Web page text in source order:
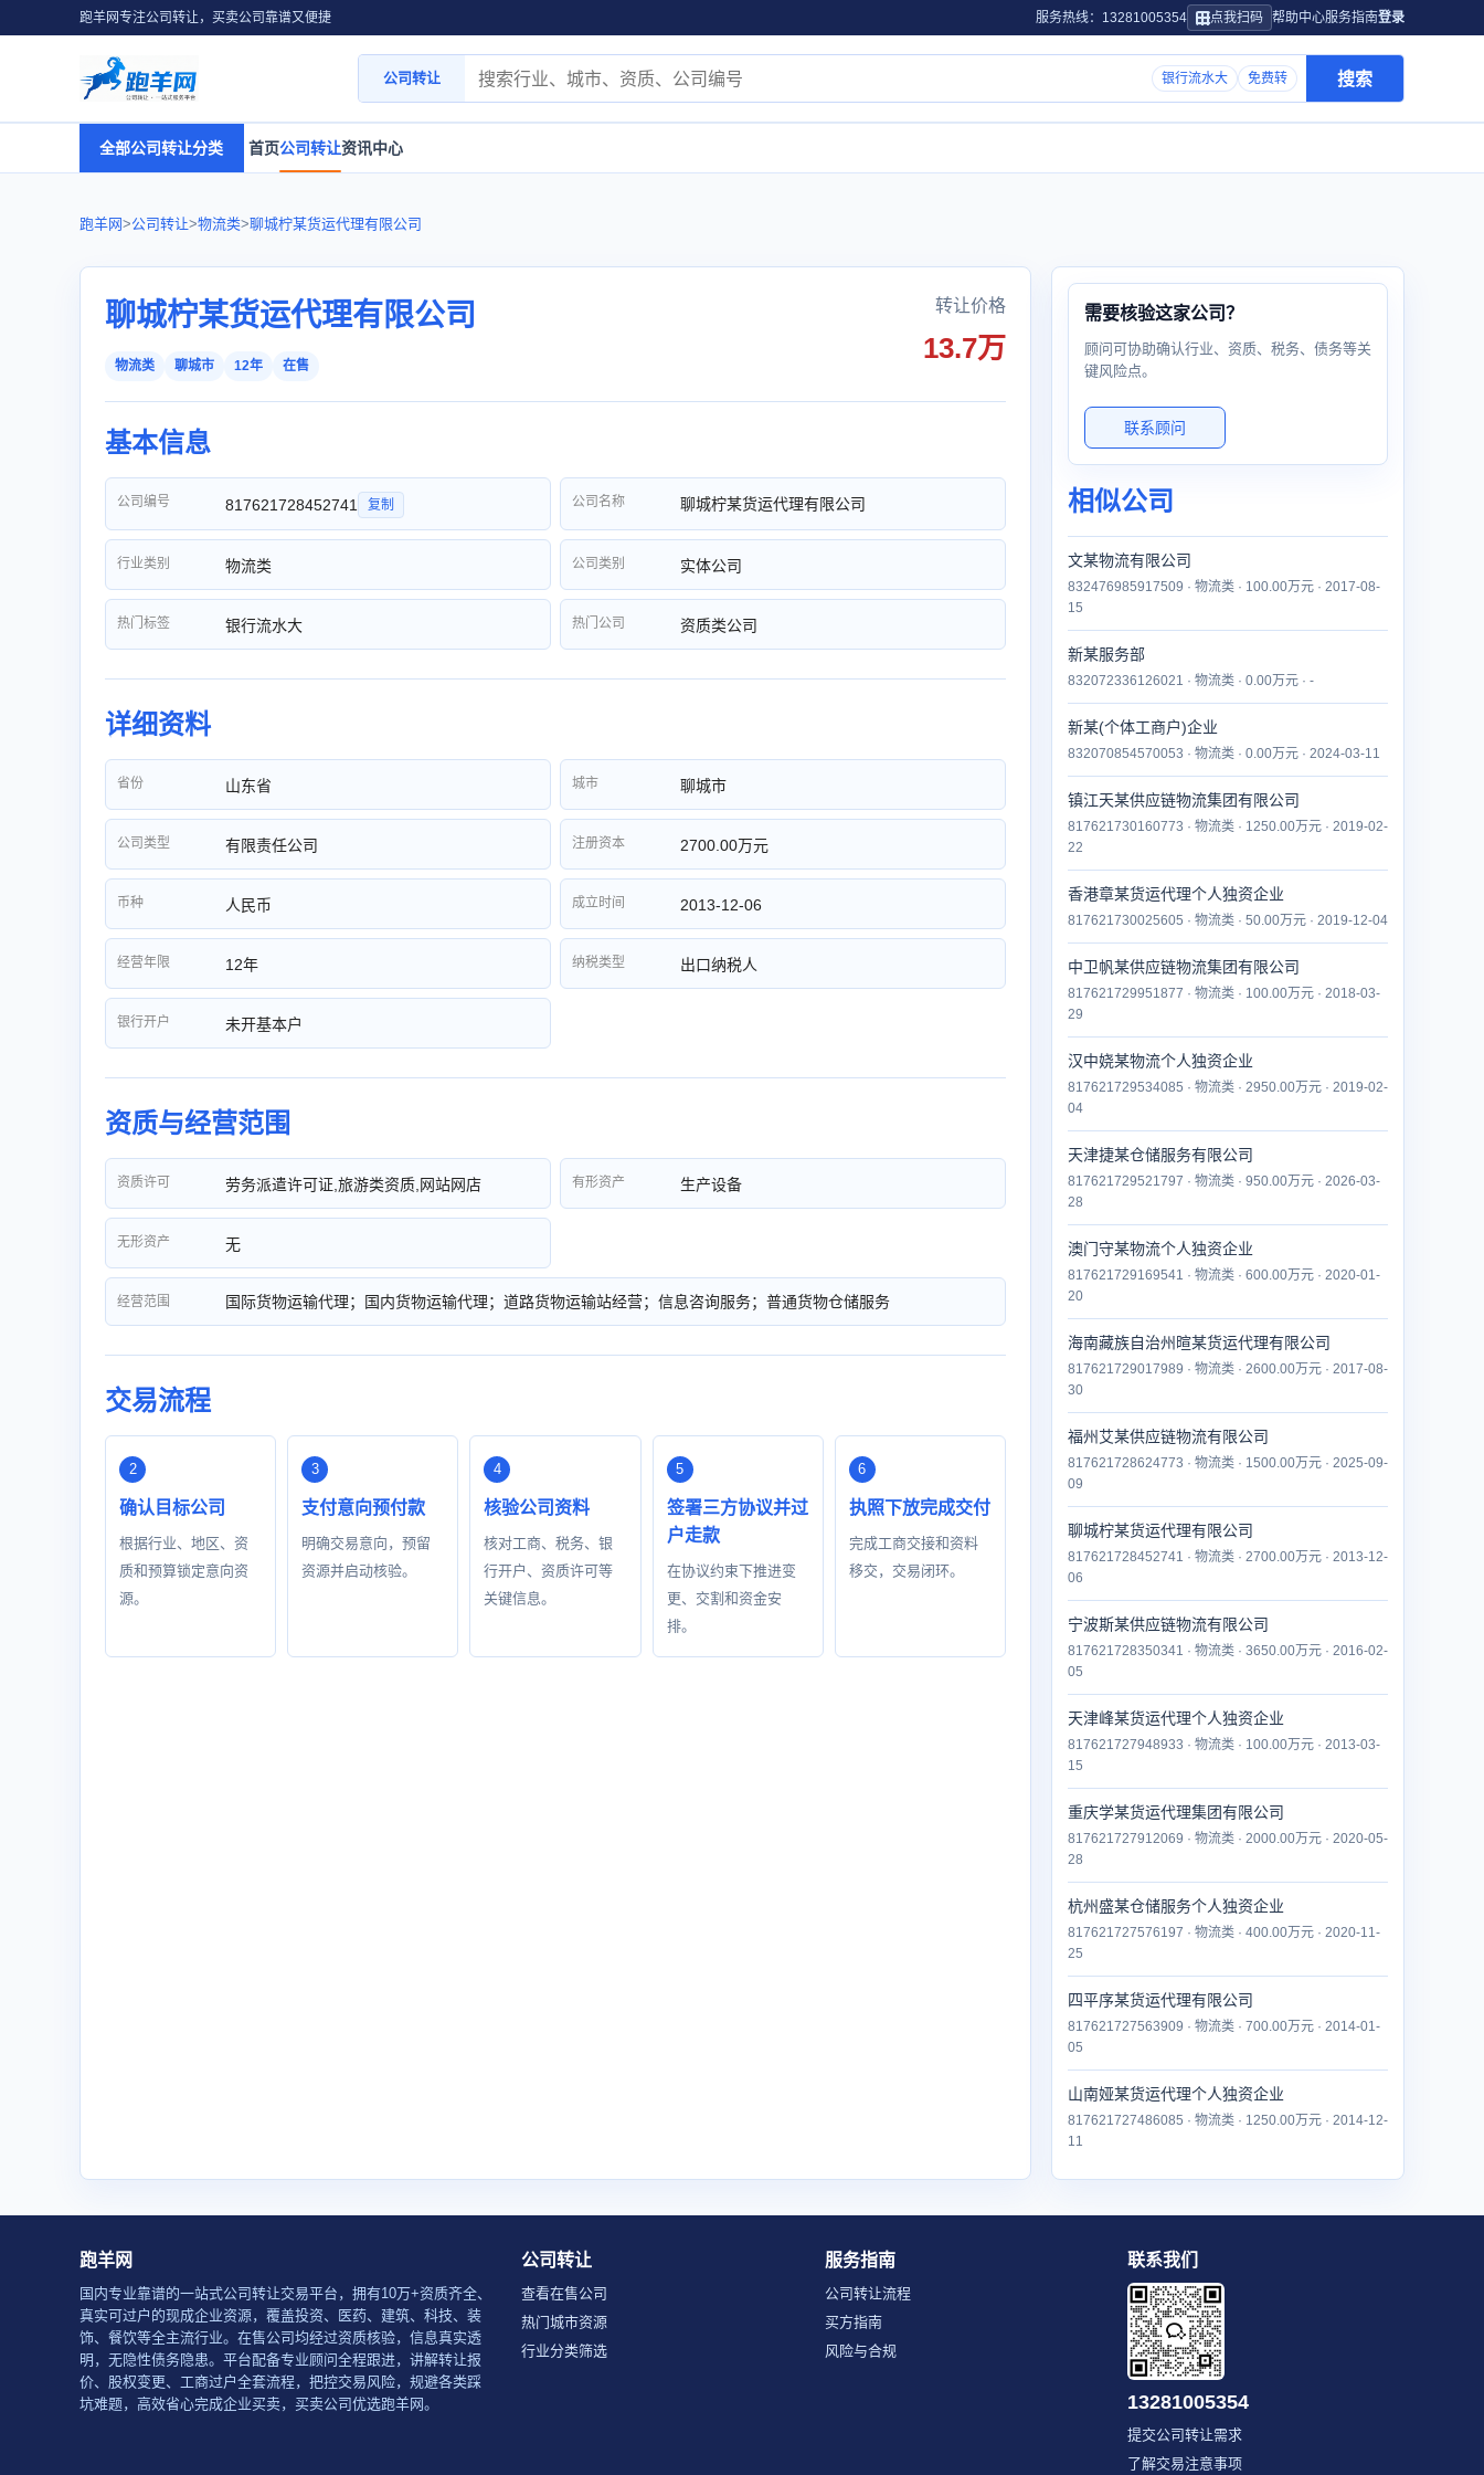
跑羊网专注公司转让，买卖公司靠谱又便捷 服务热线：13281005354 点我扫码 帮助中心服务指南登录
公司转让 银行流水大 免费转 搜索
全部公司转让分类 首页公司转让资讯中心
跑羊网>公司转让>物流类>聊城柠某货运代理有限公司
聊城柠某货运代理有限公司
物流类 聊城市 12年 在售
转让价格
13.7万
基本信息
公司编号 817621728452741 复制 公司名称 聊城柠某货运代理有限公司
行业类别 物流类 公司类别 实体公司
热门标签 银行流水大 热门公司 资质类公司
详细资料
省份 山东省 城市 聊城市
公司类型 有限责任公司 注册资本 2700.00万元
币种 人民币 成立时间 2013-12-06
经营年限 12年 纳税类型 出口纳税人
银行开户 未开基本户
资质与经营范围
资质许可 劳务派遣许可证,旅游类资质,网站网店 有形资产 生产设备
无形资产 无
经营范围 国际货物运输代理；国内货物运输代理；道路货物运输站经营；信息咨询服务；普通货物仓储服务
交易流程
确认目标公司
根据行业、地区、资
质和预算锁定意向资
源。
支付意向预付款
明确交易意向，预留
资源并启动核验。
核验公司资料
核对工商、税务、银
行开户、资质许可等
关键信息。
签署三方协议并过
户走款
在协议约束下推进变
更、交割和资金安
排。
执照下放完成交付
完成工商交接和资料
移交，交易闭环。
需要核验这家公司？
顾问可协助确认行业、资质、税务、债务等关
键风险点。
联系顾问
相似公司
文某物流有限公司
832476985917509 · 物流类 · 100.00万元 · 2017-08-
15
新某服务部
832072336126021 · 物流类 · 0.00万元 · -
新某(个体工商户)企业
832070854570053 · 物流类 · 0.00万元 · 2024-03-11
镇江天某供应链物流集团有限公司
817621730160773 · 物流类 · 1250.00万元 · 2019-02-
22
香港章某货运代理个人独资企业
817621730025605 · 物流类 · 50.00万元 · 2019-12-04
中卫帆某供应链物流集团有限公司
817621729951877 · 物流类 · 100.00万元 · 2018-03-
29
汉中娆某物流个人独资企业
817621729534085 · 物流类 · 2950.00万元 · 2019-02-
04
天津捷某仓储服务有限公司
817621729521797 · 物流类 · 950.00万元 · 2026-03-
28
澳门守某物流个人独资企业
817621729169541 · 物流类 · 600.00万元 · 2020-01-
20
海南藏族自治州暄某货运代理有限公司
817621729017989 · 物流类 · 2600.00万元 · 2017-08-
30
福州艾某供应链物流有限公司
817621728624773 · 物流类 · 1500.00万元 · 2025-09-
09
聊城柠某货运代理有限公司
817621728452741 · 物流类 · 2700.00万元 · 2013-12-
06
宁波斯某供应链物流有限公司
817621728350341 · 物流类 · 3650.00万元 · 2016-02-
05
天津峰某货运代理个人独资企业
817621727948933 · 物流类 · 100.00万元 · 2013-03-
15
重庆学某货运代理集团有限公司
817621727912069 · 物流类 · 2000.00万元 · 2020-05-
28
杭州盛某仓储服务个人独资企业
817621727576197 · 物流类 · 400.00万元 · 2020-11-
25
四平序某货运代理有限公司
817621727563909 · 物流类 · 700.00万元 · 2014-01-
05
山南娅某货运代理个人独资企业
817621727486085 · 物流类 · 1250.00万元 · 2014-12-
11
跑羊网
国内专业靠谱的一站式公司转让交易平台，拥有10万+资质齐全、
真实可过户的现成企业资源，覆盖投资、医药、建筑、科技、装
饰、餐饮等全主流行业。在售公司均经过资质核验，信息真实透
明，无隐性债务隐患。平台配备专业顾问全程跟进，讲解转让报
价、股权变更、工商过户全套流程，把控交易风险，规避各类踩
坑难题，高效省心完成企业买卖，买卖公司优选跑羊网。
公司转让
查看在售公司
热门城市资源
行业分类筛选
服务指南
公司转让流程
买方指南
风险与合规
联系我们
13281005354
提交公司转让需求
了解交易注意事项